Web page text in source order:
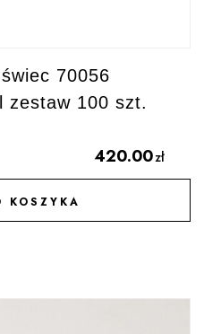
70056
zestaw 100 szt.
420.00zł
KOSZYKA